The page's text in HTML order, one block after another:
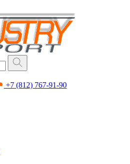
+7 (812) 767-91-90